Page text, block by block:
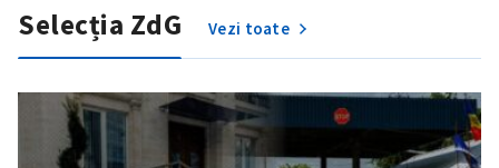
Selecția ZdG Vezi toate